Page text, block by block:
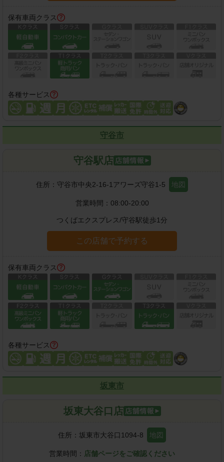
保有車両クラス
各種サービス
守谷市
守谷駅店
住所： 守谷市中央2-16-1アワーズ守谷1-5 地図
営業時間： 08:00-20:00
つくばエクスプレス/守谷駅徒歩1分
この店舗で予約する
保有車両クラス
各種サービス
坂東市
坂東大谷口店
住所： 坂東市大谷口1094-8 地図
営業時間： 店舗ページをご確認ください